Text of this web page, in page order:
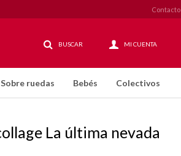
Sobre ruedas Bebés Colectivos
Contacto
La última nevada